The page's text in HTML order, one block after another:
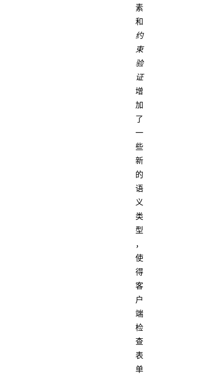
素
和
约
束
验
证
增
加
了
一
些
新
的
语
义
类
型
，
使
得
客
户
端
检
查
表
单